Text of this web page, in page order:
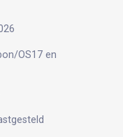
OS17 en